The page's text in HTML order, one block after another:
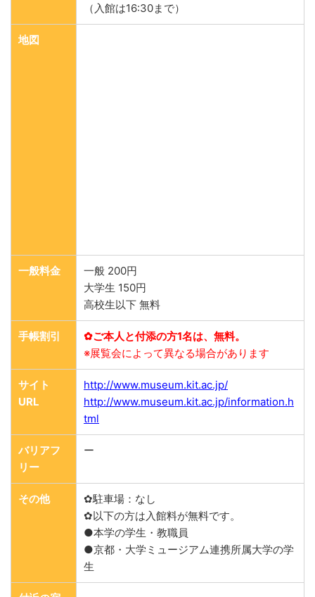
（入館は16:30まで）
地図
一般料金
一般 200円
大学生 150円
高校生以下 無料
手帳割引
✿ご本人と付添の方1名は、無料。
※展覧会によって異なる場合があります
サイト
URL
http://www.museum.kit.ac.jp/
http://www.museum.kit.ac.jp/information.h
tml
バリアフ
リー
ー
その他
✿駐車場：なし
✿以下の方は入館料が無料です。
●本学の学生・教職員
●京都・大学ミュージアム連携所属大学の学
生